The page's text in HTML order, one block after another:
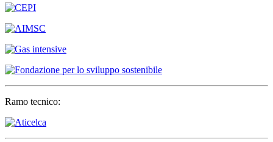
Ramo tecnico: